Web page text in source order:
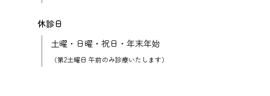
休診日
土曜・日曜・祝日・年末年始
（第2土曜日 午前のみ診療いたします）